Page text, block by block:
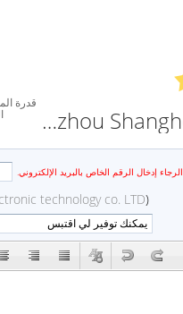
Zhengzhou Shanghe Electronic Technology Co. LTD
قدرة
الرجاء إدخال الرقم الخاص بالبريد الإلكتروني.
technology co. LTD)